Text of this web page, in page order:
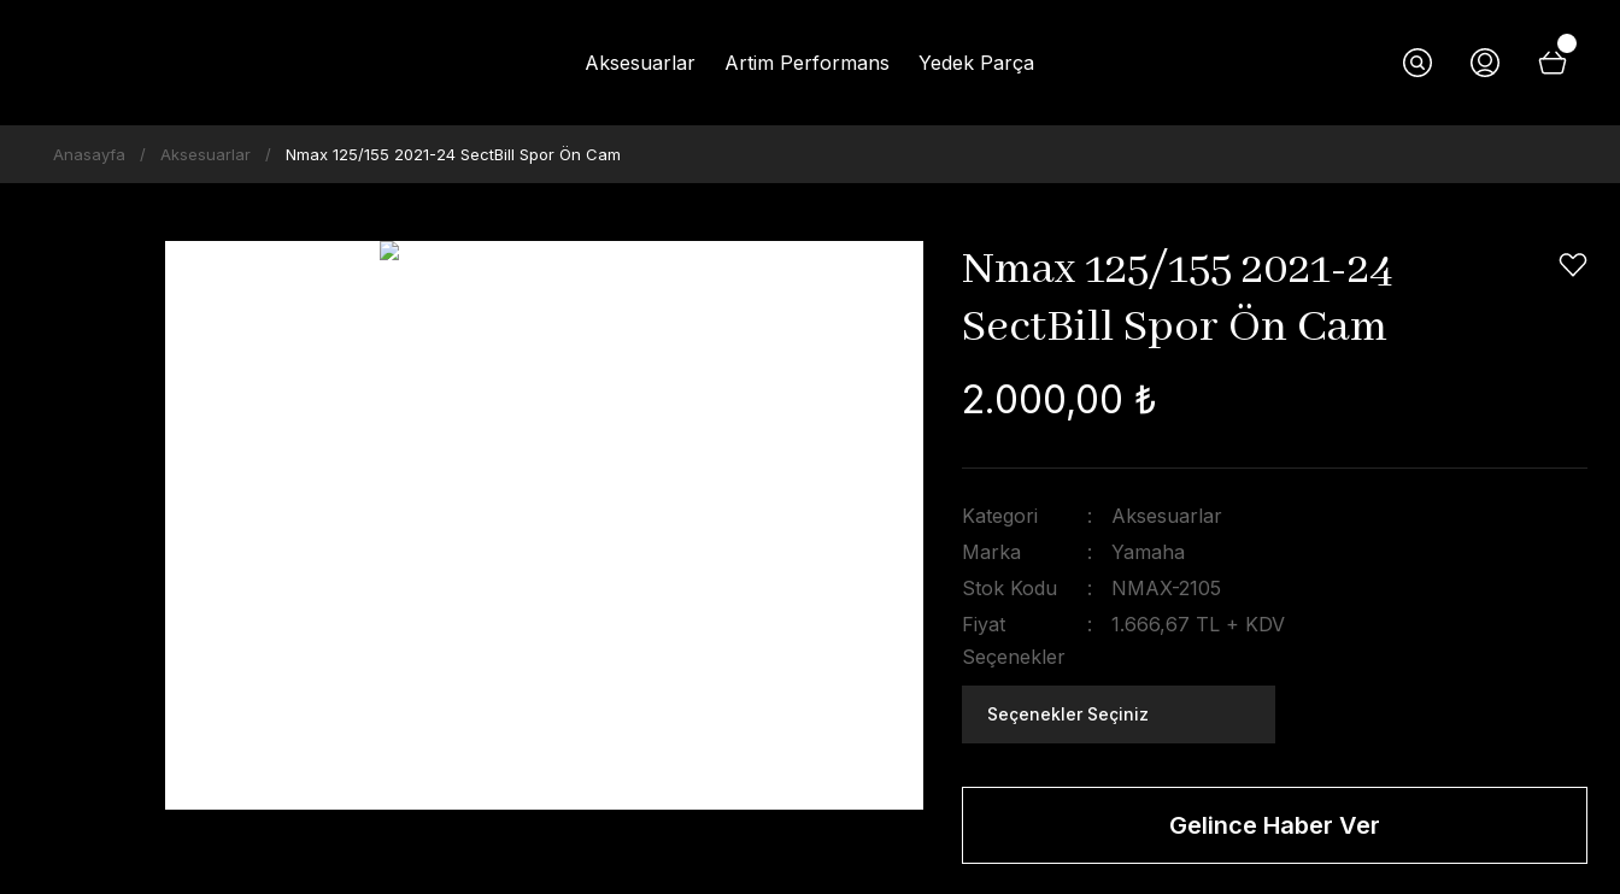
Aksesuarlar Artim Performans Yedek Parça
Anasayfa Aksesuarlar Nmax 125/155 2021-24 SectBill Spor Ön Cam
Nmax 125/155 2021-24
SectBill Spor Ön Cam
2.000,00 ₺
Kategori
Aksesuarlar
Marka
Yamaha
Stok Kodu
NMAX-2105
Fiyat
1.666,67 TL + KDV
Seçenekler
Gelince Haber Ver